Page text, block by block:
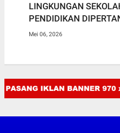
LINGKUNGAN
PENDIDIKAN
Mei 06, 2026